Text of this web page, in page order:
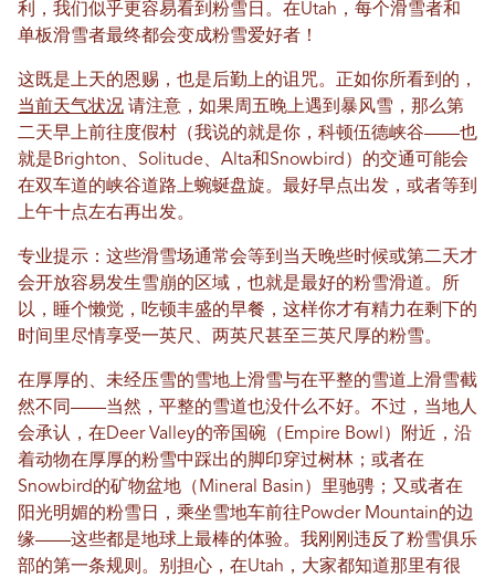
利，我们似乎更容易看到粉雪日。在Utah，每个滑雪者和
单板滑雪者最终都会变成粉雪爱好者！
这既是上天的恩赐，也是后勤上的诅咒。正如你所看到的，
当前天气状况 请注意，如果周五晚上遇到暴风雪，那么第
二天早上前往度假村（我说的就是你，科顿伍德峡谷——也
就是Brighton、Solitude、Alta和Snowbird）的交通可能会
在双车道的峡谷道路上蜿蜒盘旋。最好早点出发，或者等到
上午十点左右再出发。
专业提示：这些滑雪场通常会等到当天晚些时候或第二天才
会开放容易发生雪崩的区域，也就是最好的粉雪滑道。所
以，睡个懒觉，吃顿丰盛的早餐，这样你才有精力在剩下的
时间里尽情享受一英尺、两英尺甚至三英尺厚的粉雪。
在厚厚的、未经压雪的雪地上滑雪与在平整的雪道上滑雪截
然不同——当然，平整的雪道也没什么不好。不过，当地人
会承认，在Deer Valley的帝国碗（Empire Bowl）附近，沿
着动物在厚厚的粉雪中踩出的脚印穿过树林；或者在
Snowbird的矿物盆地（Mineral Basin）里驰骋；又或者在
阳光明媚的粉雪日，乘坐雪地车前往Powder Mountain的边
缘——这些都是地球上最棒的体验。我刚刚违反了粉雪俱乐
部的第一条规则。别担心，在Utah，大家都知道那里有很